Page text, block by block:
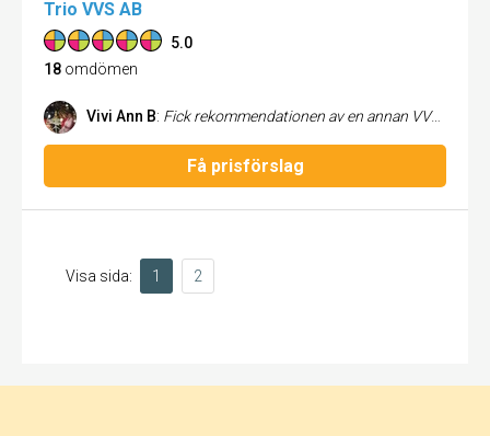
Trio VVS AB
5.0
18 omdömen
Vivi Ann B: Fick rekommendationen av en annan VVS firma och det var ett lyckokast. Glad, positiv och proffsig ung man kom den tid han lovade. Nu har jag en bra VVS kontakt om det händer något. Rekommenderas varmt🤗👏. Fixade snabbt läckaget i handfatet👍
Få prisförslag
Visa sida: 1 2